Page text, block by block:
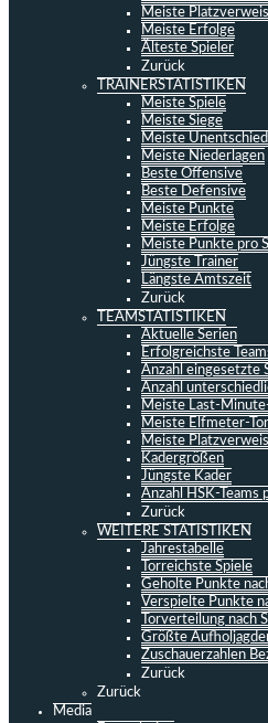
Meiste
Meiste Erfolge
Älteste Spieler
Zurück
TRAINERSTATISTIKEN
Meiste Spiele
Meiste Siege
Meiste
Meiste Niederlagen
Beste Offensive
Beste Defensive
Meiste Punkte
Meiste Erfolge
Meiste Punkte pro
Jüngste Trainer
Längste Amtszeit
Zurück
TEAMSTATISTIKEN
Aktuelle Serien
Erfolgreichste
Anzahl eingesetzte
Anzahl
Meiste Last-
Meiste Elfmeter-
Meiste
Kadergrößen
Jüngste Kader
Anzahl HSK-Teams
Zurück
WEITERE STATISTIKEN
Jahrestabelle
Torreichste Spiele
Geholte Punkte
Verspielte Punkte
Torverteilung nach
Größte
Zuschauerzahlen
Zurück
Zurück
Media